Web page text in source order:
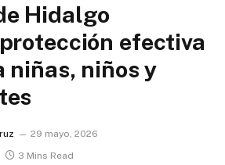
Hidalgo
efectiva
niñas, niños y
29 mayo, 2026
3 Mins Read